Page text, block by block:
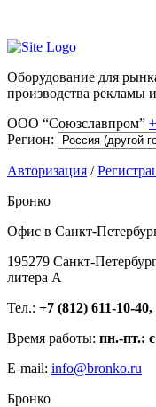
Оборудование для
производства рекламы
ООО “Союзславпром”
Регион:
Авторизация /
Бронко
Офис в Санкт-
195279 Санкт-
литера А
Тел.: +7 (812) 611-10-
Время работы: пн.-пт.:
E-mail: info@bronko.ru
Бронко